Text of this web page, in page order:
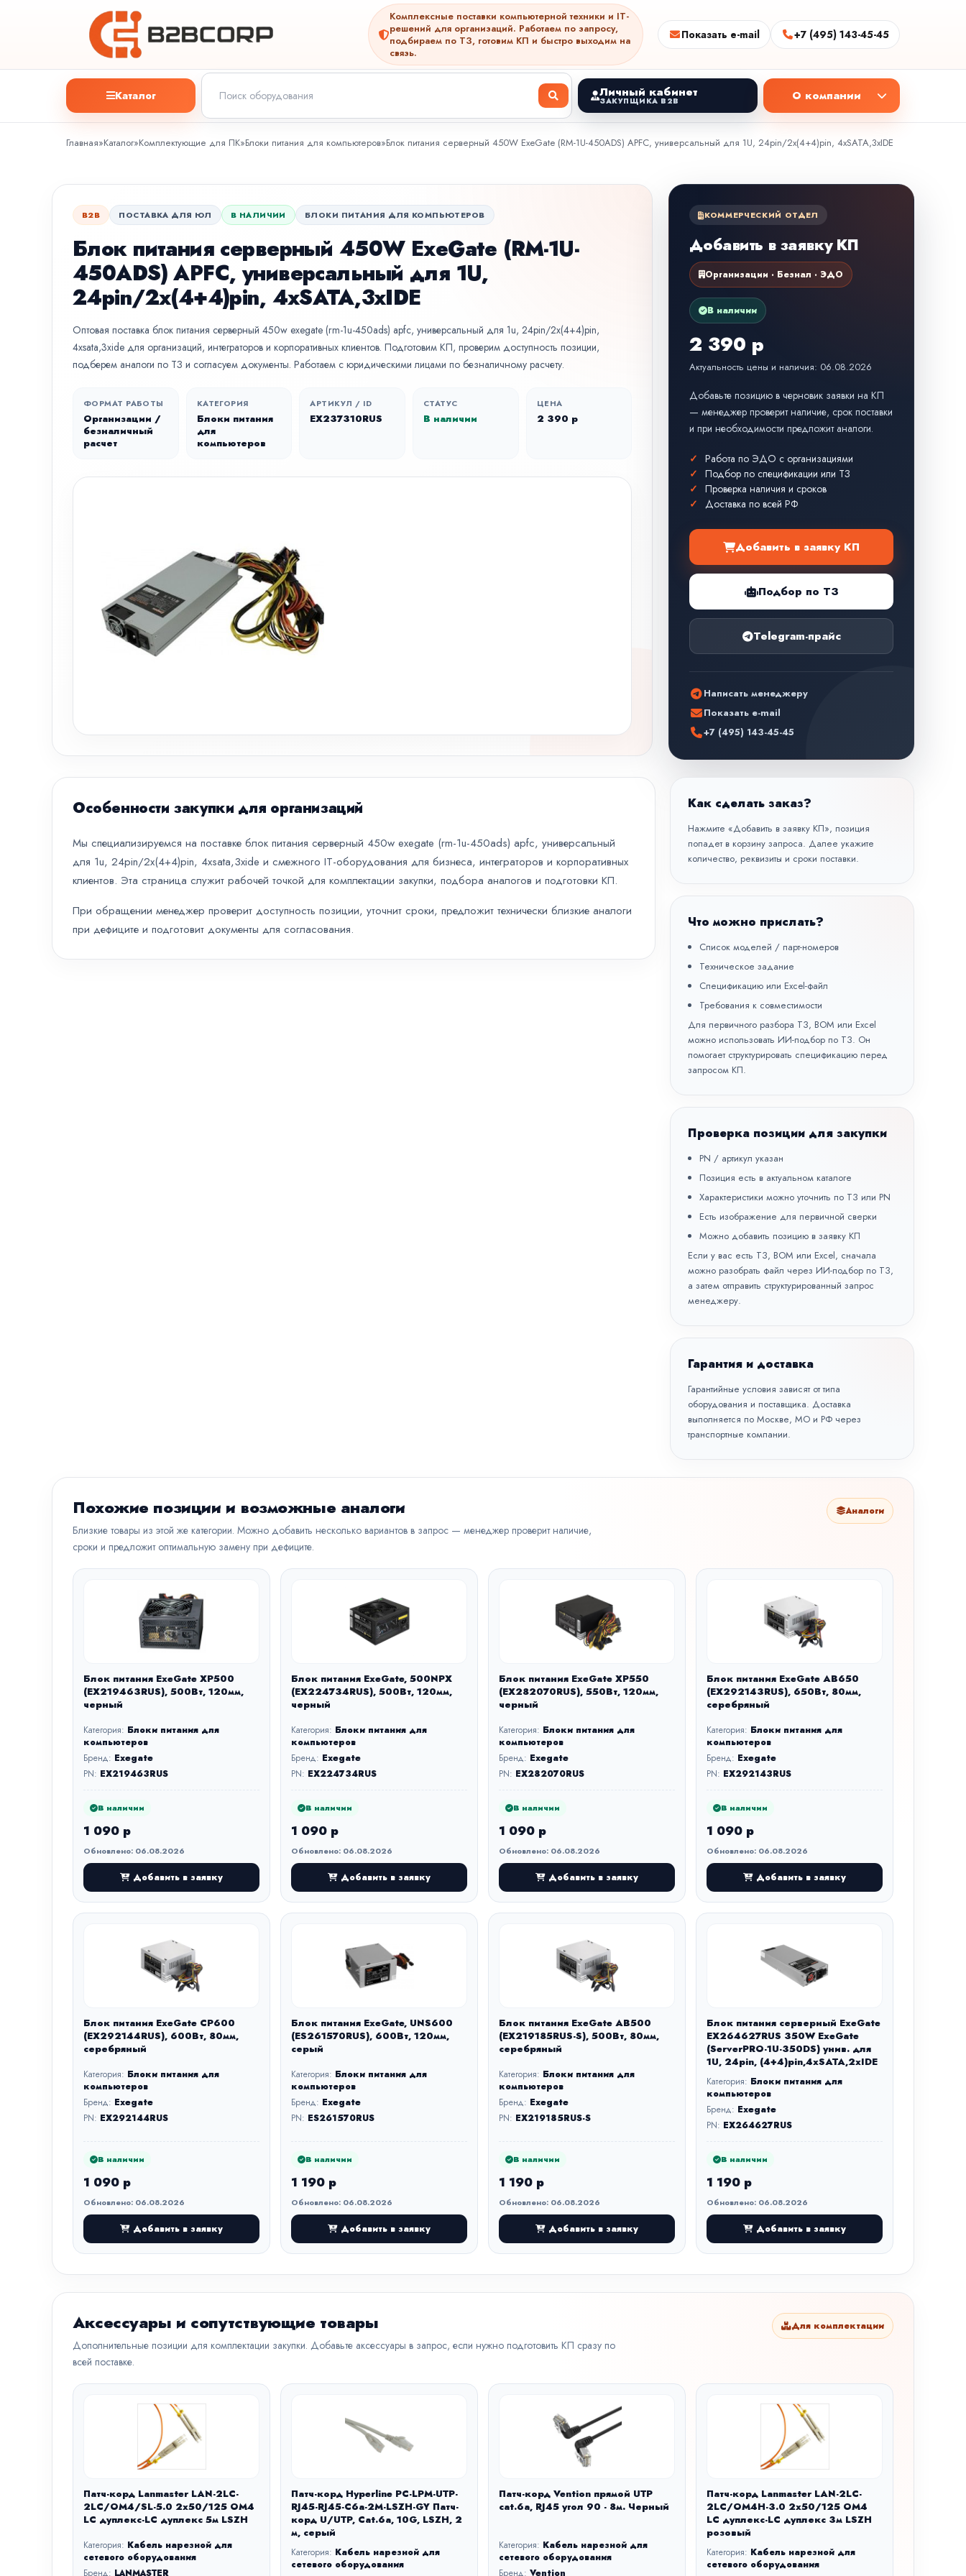
Комплексные поставки компьютерной техники и IT-
решений для организаций. Работаем по запросу,
подбираем по ТЗ, готовим КП и быстро выходим на
связь.
Показать e-mail +7 (495) 143-45-45
Каталог Личный кабинет
ЗАКУПЩИКА B2B О компании
Главная»Каталог»Комплектующие для ПК»Блоки питания для компьютеров»Блок питания серверный 450W ExeGate (RM-1U-450ADS) APFC, универсальный для 1U, 24pin/2x(4+4)pin, 4xSATA,3xIDE
B2B ПОСТАВКА ДЛЯ ЮЛ В НАЛИЧИИ БЛОКИ ПИТАНИЯ ДЛЯ КОМПЬЮТЕРОВ
Блок питания серверный 450W ExeGate (RM-1U-
450ADS) APFC, универсальный для 1U,
24pin/2x(4+4)pin, 4xSATA,3xIDE
Оптовая поставка блок питания серверный 450w exegate (rm-1u-450ads) apfc, универсальный для 1u, 24pin/2x(4+4)pin,
4xsata,3xide для организаций, интеграторов и корпоративных клиентов. Подготовим КП, проверим доступность позиции,
подберем аналоги по ТЗ и согласуем документы. Работаем с юридическими лицами по безналичному расчету.
ФОРМАТ РАБОТЫ
Организации /
безналичный
расчет
КАТЕГОРИЯ
Блоки питания
для
компьютеров
АРТИКУЛ / ID
EX237310RUS
СТАТУС
В наличии
ЦЕНА
2 390 р
КОММЕРЧЕСКИЙ ОТДЕЛ
Добавить в заявку КП
Организации · Безнал · ЭДО
В наличии
2 390 р
Актуальность цены и наличия: 06.08.2026
Добавьте позицию в черновик заявки на КП
— менеджер проверит наличие, срок поставки
и при необходимости предложит аналоги.
Работа по ЭДО с организациями
Подбор по спецификации или ТЗ
Проверка наличия и сроков
Доставка по всей РФ
Добавить в заявку КП
Подбор по ТЗ
Telegram-прайс
Написать менеджеру
Показать e-mail
+7 (495) 143-45-45
Особенности закупки для организаций
Мы специализируемся на поставке блок питания серверный 450w exegate (rm-1u-450ads) apfc, универсальный
для 1u, 24pin/2x(4+4)pin, 4xsata,3xide и смежного IT-оборудования для бизнеса, интеграторов и корпоративных
клиентов. Эта страница служит рабочей точкой для комплектации закупки, подбора аналогов и подготовки КП.
При обращении менеджер проверит доступность позиции, уточнит сроки, предложит технически близкие аналоги
при дефиците и подготовит документы для согласования.
Как сделать заказ?
Нажмите «Добавить в заявку КП», позиция
попадет в корзину запроса. Далее укажите
количество, реквизиты и сроки поставки.
Что можно прислать?
Список моделей / парт-номеров
Техническое задание
Спецификацию или Excel-файл
Требования к совместимости
Для первичного разбора ТЗ, BOM или Excel
можно использовать ИИ-подбор по ТЗ. Он
помогает структурировать спецификацию перед
запросом КП.
Проверка позиции для закупки
PN / артикул указан
Позиция есть в актуальном каталоге
Характеристики можно уточнить по ТЗ или PN
Есть изображение для первичной сверки
Можно добавить позицию в заявку КП
Если у вас есть ТЗ, BOM или Excel, сначала
можно разобрать файл через ИИ-подбор по ТЗ,
а затем отправить структурированный запрос
менеджеру.
Гарантия и доставка
Гарантийные условия зависят от типа
оборудования и поставщика. Доставка
выполняется по Москве, МО и РФ через
транспортные компании.
Похожие позиции и возможные аналоги
Близкие товары из этой же категории. Можно добавить несколько вариантов в запрос — менеджер проверит наличие,
сроки и предложит оптимальную замену при дефиците.
Аналоги
Блок питания ExeGate XP500
(EX219463RUS), 500Вт, 120мм,
черный
Категория: Блоки питания для
компьютеров
Бренд: Exegate
PN: EX219463RUS
В наличии
1 090 р
Обновлено: 06.08.2026
Добавить в заявку
Блок питания ExeGate, 500NPX
(EX224734RUS), 500Вт, 120мм,
черный
Категория: Блоки питания для
компьютеров
Бренд: Exegate
PN: EX224734RUS
В наличии
1 090 р
Обновлено: 06.08.2026
Добавить в заявку
Блок питания ExeGate XP550
(EX282070RUS), 550Вт, 120мм,
черный
Категория: Блоки питания для
компьютеров
Бренд: Exegate
PN: EX282070RUS
В наличии
1 090 р
Обновлено: 06.08.2026
Добавить в заявку
Блок питания ExeGate AB650
(EX292143RUS), 650Вт, 80мм,
серебряный
Категория: Блоки питания для
компьютеров
Бренд: Exegate
PN: EX292143RUS
В наличии
1 090 р
Обновлено: 06.08.2026
Добавить в заявку
Блок питания ExeGate CP600
(EX292144RUS), 600Вт, 80мм,
серебряный
Категория: Блоки питания для
компьютеров
Бренд: Exegate
PN: EX292144RUS
В наличии
1 090 р
Обновлено: 06.08.2026
Добавить в заявку
Блок питания ExeGate, UNS600
(ES261570RUS), 600Вт, 120мм,
серый
Категория: Блоки питания для
компьютеров
Бренд: Exegate
PN: ES261570RUS
В наличии
1 190 р
Обновлено: 06.08.2026
Добавить в заявку
Блок питания ExeGate AB500
(EX219185RUS-S), 500Вт, 80мм,
серебряный
Категория: Блоки питания для
компьютеров
Бренд: Exegate
PN: EX219185RUS-S
В наличии
1 190 р
Обновлено: 06.08.2026
Добавить в заявку
Блок питания серверный ExeGate
EX264627RUS 350W ExeGate
(ServerPRO-1U-350DS) унив. для
1U, 24pin, (4+4)pin,4xSATA,2xIDE
Категория: Блоки питания для
компьютеров
Бренд: Exegate
PN: EX264627RUS
В наличии
1 190 р
Обновлено: 06.08.2026
Добавить в заявку
Аксессуары и сопутствующие товары
Дополнительные позиции для комплектации закупки. Добавьте аксессуары в запрос, если нужно подготовить КП сразу по
всей поставке.
Для комплектации
Патч-корд Lanmaster LAN-2LC-
2LC/OM4/SL-5.0 2x50/125 OM4
LC дуплекс-LC дуплекс 5м LSZH
Категория: Кабель нарезной для
сетевого оборудования
Бренд: LANMASTER
Патч-корд Hyperline PC-LPM-UTP-
RJ45-RJ45-C6a-2M-LSZH-GY Патч-
корд U/UTP, Cat.6a, 10G, LSZH, 2
м, серый
Категория: Кабель нарезной для
сетевого оборудования
Патч-корд Vention прямой UTP
cat.6a, RJ45 угол 90 - 8м. Черный
Категория: Кабель нарезной для
сетевого оборудования
Бренд: Vention
Патч-корд Lanmaster LAN-2LC-
2LC/OM4H-3.0 2x50/125 OM4
LC дуплекс-LC дуплекс 3м LSZH
розовый
Категория: Кабель нарезной для
сетевого оборудования